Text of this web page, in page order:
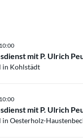
mit P. Ulrich
in Kohlstädt
mit P. Ulrich
in Oesterholz-